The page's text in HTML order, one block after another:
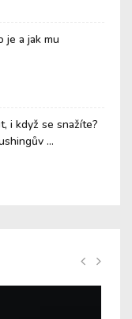
je a jak mu
i když se snažíte?
...